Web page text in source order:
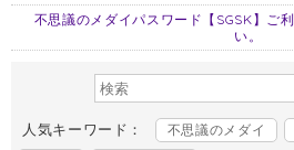
不思議のメダイパスワード【SGSK】ご
い。
人気キーワード： 不思議のメダイ